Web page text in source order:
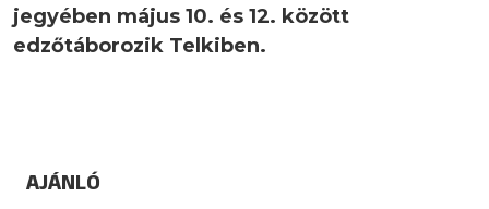
jegyében május 10. és 12. között
edzőtáborozik Telkiben.
AJÁNLÓ